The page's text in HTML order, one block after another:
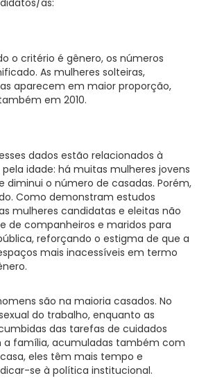
o critério é gênero, os números
As mulheres solteiras,
aparecem em maior proporção,
em 2010.
dados estão relacionados à
idade: há muitas mulheres jovens
diminui o número de casadas. Porém,
Como demonstram estudos
mulheres candidatas e eleitas não
de companheiros e maridos para
reforçando o estigma de que a
mais inacessíveis em termo
são na maioria casados. No
do trabalho, enquanto as
das tarefas de cuidados
a família, acumuladas também com
eles têm mais tempo e
se à política institucional.